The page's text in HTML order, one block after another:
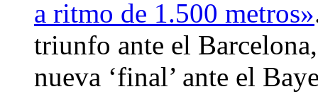
a ritmo de 1.500 metros»
triunfo ante el
nueva ‘final’ ante el